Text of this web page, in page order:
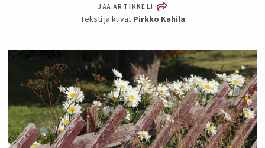
JAA ARTIKKELI
Teksti ja kuvat Pirkko Kahila